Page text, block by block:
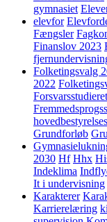
gymnasiet
elevfor
Fængsler
Finanslov 2023
Folketingsvalg
2022
Grundforløb
2030 Hf Hhx
Indeklima
It i undervisning
Karakterer
Karrierelæring